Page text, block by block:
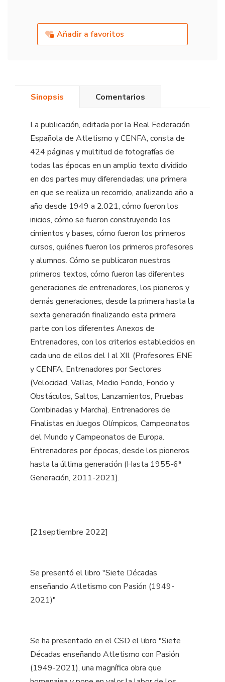
Añadir a favoritos
Sinopsis Comentarios
La publicación, editada por la Real Federación
Española de Atletismo y CENFA, consta de
424 páginas y multitud de fotografías de
todas las épocas en un amplio texto dividido
en dos partes muy diferenciadas; una primera
en que se realiza un recorrido, analizando año a
año desde 1949 a 2.021, cómo fueron los
inicios, cómo se fueron construyendo los
cimientos y bases, cómo fueron los primeros
cursos, quiénes fueron los primeros profesores
y alumnos. Cómo se publicaron nuestros
primeros textos, cómo fueron las diferentes
generaciones de entrenadores, los pioneros y
demás generaciones, desde la primera hasta la
sexta generación finalizando esta primera
parte con los diferentes Anexos de
Entrenadores, con los criterios establecidos en
cada uno de ellos del I al XII. (Profesores ENE
y CENFA, Entrenadores por Sectores
(Velocidad, Vallas, Medio Fondo, Fondo y
Obstáculos, Saltos, Lanzamientos, Pruebas
Combinadas y Marcha). Entrenadores de
Finalistas en Juegos Olímpicos, Campeonatos
del Mundo y Campeonatos de Europa.
Entrenadores por épocas, desde los pioneros
hasta la última generación (Hasta 1955-6ª
Generación, 2011-2021).
[21septiembre 2022]
Se presentó el libro "Siete Décadas
enseñando Atletismo con Pasión (1949-
2021)"
Se ha presentado en el CSD el libro "Siete
Décadas enseñando Atletismo con Pasión
(1949-2021), una magnífica obra que